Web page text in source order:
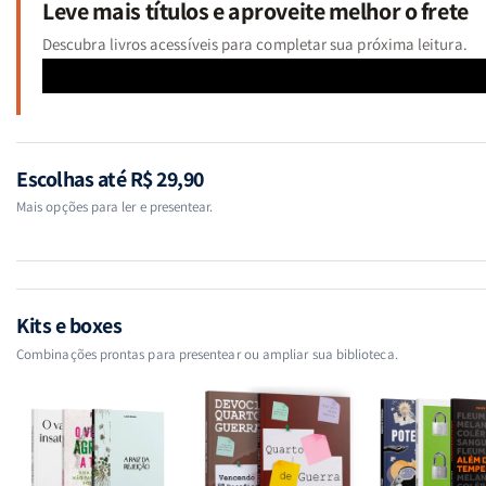
Leve mais títulos e aproveite melhor o frete
Descubra livros acessíveis para completar sua próxima leitura.
Escolhas até R$ 29,90
Mais opções para ler e presentear.
Kits e boxes
Combinações prontas para presentear ou ampliar sua biblioteca.